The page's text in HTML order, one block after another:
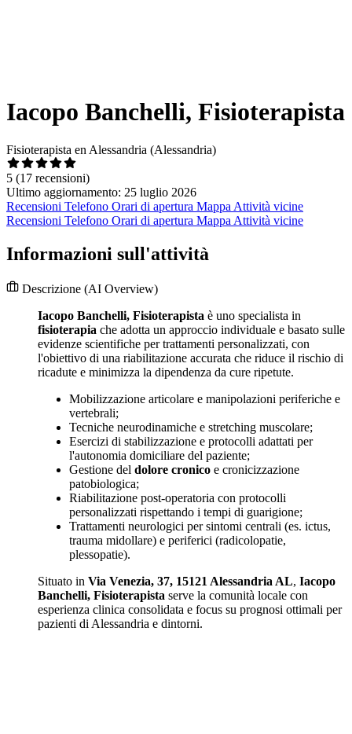
Iacopo Banchelli, Fisioterapista
Fisioterapista en Alessandria (Alessandria)
5 (17 recensioni)
Ultimo aggiornamento: 25 luglio 2026
Recensioni Telefono Orari di apertura Mappa Attività vicine
Recensioni Telefono Orari di apertura Mappa Attività vicine
Informazioni sull'attività
Descrizione (AI Overview)
Iacopo Banchelli, Fisioterapista è uno specialista in
fisioterapia che adotta un approccio individuale e basato sulle
evidenze scientifiche per trattamenti personalizzati, con
l'obiettivo di una riabilitazione accurata che riduce il rischio di
ricadute e minimizza la dipendenza da cure ripetute.
Mobilizzazione articolare e manipolazioni periferiche e
vertebrali;
Tecniche neurodinamiche e stretching muscolare;
Esercizi di stabilizzazione e protocolli adattati per
l'autonomia domiciliare del paziente;
Gestione del dolore cronico e cronicizzazione
patobiologica;
Riabilitazione post-operatoria con protocolli
personalizzati rispettando i tempi di guarigione;
Trattamenti neurologici per sintomi centrali (es. ictus,
trauma midollare) e periferici (radicolopatie,
plessopatie).
Situato in Via Venezia, 37, 15121 Alessandria AL, Iacopo
Banchelli, Fisioterapista serve la comunità locale con
esperienza clinica consolidata e focus su prognosi ottimali per
pazienti di Alessandria e dintorni.